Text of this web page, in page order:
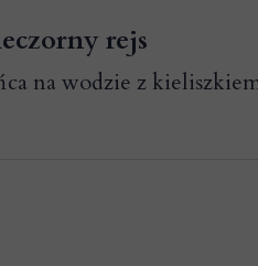
rejs
na wodzie z